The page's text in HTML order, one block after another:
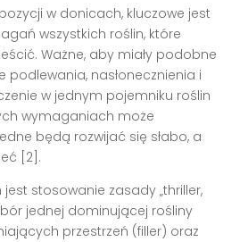
w donicach, kluczowe jest
wszystkich roślin, które
Ważne, aby miały podobne
nasłonecznienia i
w jednym pojemniku roślin
wymaganiach może
będą rozwijać się słabo, a
[2].
stosowanie zasady „thriller,
jednej dominującej rośliny
przestrzeń (filler) oraz